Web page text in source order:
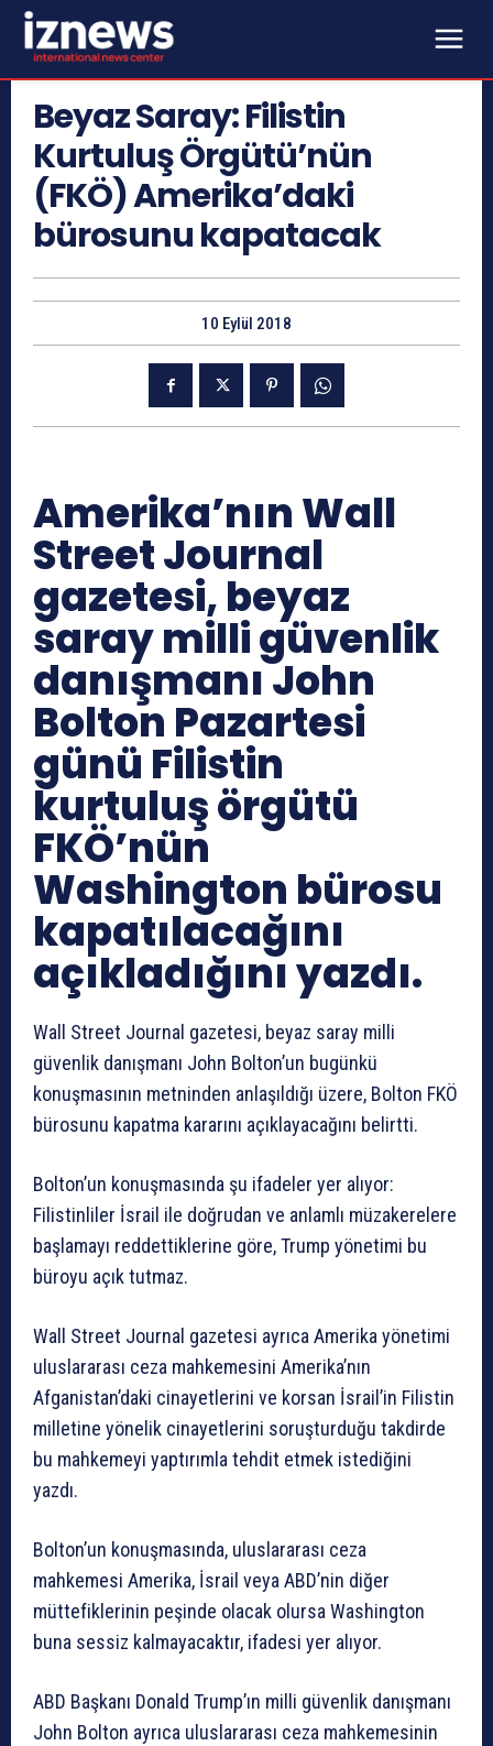
Beyaz Saray: Filistin
Kurtuluş Örgütü’nün
(FKÖ) Amerika’daki
bürosunu kapatacak
10 Eylül 2018
Amerika’nın Wall
Street Journal
gazetesi, beyaz
saray milli güvenlik
danışmanı John
Bolton Pazartesi
günü Filistin
kurtuluş örgütü
FKÖ’nün
Washington bürosu
kapatılacağını
açıkladığını yazdı.
Wall Street Journal gazetesi, beyaz saray milli
güvenlik danışmanı John Bolton’un bugünkü
konuşmasının metninden anlaşıldığı üzere, Bolton FKÖ
bürosunu kapatma kararını açıklayacağını belirtti.
Bolton’un konuşmasında şu ifadeler yer alıyor:
Filistinliler İsrail ile doğrudan ve anlamlı müzakerelere
başlamayı reddettiklerine göre, Trump yönetimi bu
büroyu açık tutmaz.
Wall Street Journal gazetesi ayrıca Amerika yönetimi
uluslararası ceza mahkemesini Amerika’nın
Afganistan’daki cinayetlerini ve korsan İsrail’in Filistin
milletine yönelik cinayetlerini soruşturduğu takdirde
bu mahkemeyi yaptırımla tehdit etmek istediğini
yazdı.
Bolton’un konuşmasında, uluslararası ceza
mahkemesi Amerika, İsrail veya ABD’nin diğer
müttefiklerinin peşinde olacak olursa Washington
buna sessiz kalmayacaktır, ifadesi yer alıyor.
ABD Başkanı Donald Trump’ın milli güvenlik danışmanı
John Bolton ayrıca uluslararası ceza mahkemesinin